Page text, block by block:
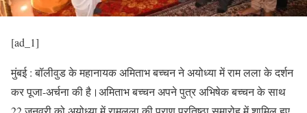
[ad_1]
मुंबई : बॉलीवुड के महानायक अमिताभ बच्चन ने अयोध्या में राम लला के दर्शन
कर पूजा-अर्चना की है।अमिताभ बच्चन अपने पुत्र अभिषेक बच्चन के साथ